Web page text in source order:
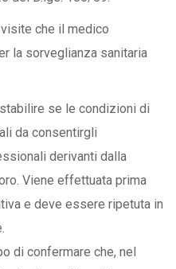
che il medico
la sorveglianza sanitaria
se le condizioni di
da consentirgli
derivanti dalla
Viene effettuata prima
e deve essere ripetuta in
di confermare che, nel